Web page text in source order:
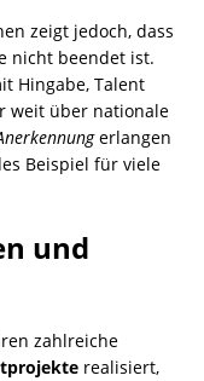
zeigt jedoch, dass
nicht beendet ist.
Hingabe, Talent
weit über nationale
erlangen
Beispiel für viele
und
zahlreiche
realisiert,